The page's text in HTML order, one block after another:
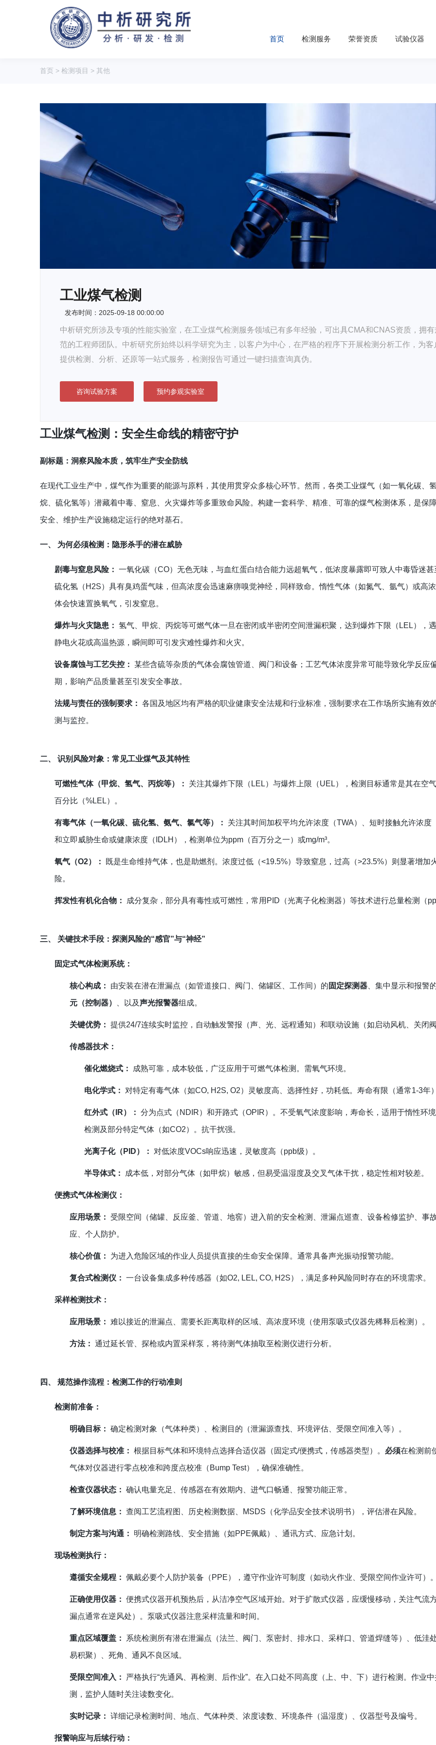
首页 检测服务 荣誉资质 试验仪器
首页 > 检测项目 > 其他
工业煤气检测
发布时间：2025-09-18 00:00:00
中析研究所涉及专项的性能实验室，在工业煤气检测服务领域已有多年经验，可出具CMA和CNAS资质，拥有
范的工程师团队。中析研究所始终以科学研究为主，以客户为中心，在严格的程序下开展检测分析工作，为客
提供检测、分析、还原等一站式服务，检测报告可通过一键扫描查询真伪。
咨询试验方案 预约参观实验室
工业煤气检测：安全生命线的精密守护
副标题：洞察风险本质，筑牢生产安全防线
在现代工业生产中，煤气作为重要的能源与原料，其使用贯穿众多核心环节。然而，各类工业煤气（如一氧化碳、
烷、硫化氢等）潜藏着中毒、窒息、火灾爆炸等多重致命风险。构建一套科学、精准、可靠的煤气检测体系，是保
安全、维护生产设施稳定运行的绝对基石。
一、 为何必须检测：隐形杀手的潜在威胁
剧毒与窒息风险： 一氧化碳（CO）无色无味，与血红蛋白结合能力远超氧气，低浓度暴露即可致人中毒昏迷
硫化氢（H2S）具有臭鸡蛋气味，但高浓度会迅速麻痹嗅觉神经，同样致命。惰性气体（如氮气、氩气）或高
体会快速置换氧气，引发窒息。
爆炸与火灾隐患： 氢气、甲烷、丙烷等可燃气体一旦在密闭或半密闭空间泄漏积聚，达到爆炸下限（LEL），
静电火花或高温热源，瞬间即可引发灾难性爆炸和火灾。
设备腐蚀与工艺失控： 某些含硫等杂质的气体会腐蚀管道、阀门和设备；工艺气体浓度异常可能导致化学反应
期，影响产品质量甚至引发安全事故。
法规与责任的强制要求： 各国及地区均有严格的职业健康安全法规和行业标准，强制要求在工作场所实施有效
测与监控。
二、 识别风险对象：常见工业煤气及其特性
可燃性气体（甲烷、氢气、丙烷等）： 关注其爆炸下限（LEL）与爆炸上限（UEL），检测目标通常是其在空
百分比（%LEL）。
有毒气体（一氧化碳、硫化氢、氨气、氯气等）： 关注其时间加权平均允许浓度（TWA）、短时接触允许浓度
和立即威胁生命或健康浓度（IDLH），检测单位为ppm（百万分之一）或mg/m³。
氧气（O2）： 既是生命维持气体，也是助燃剂。浓度过低（<19.5%）导致窒息，过高（>23.5%）则显著增加
险。
挥发性有机化合物： 成分复杂，部分具有毒性或可燃性，常用PID（光离子化检测器）等技术进行总量检测（
三、 关键技术手段：探测风险的“感官”与“神经”
固定式气体检测系统：
核心构成： 由安装在潜在泄漏点（如管道接口、阀门、储罐区、工作间）的 固定探测器、集中显示和报警
元（控制器） 、以及声光报警器组成。
关键优势： 提供24/7连续实时监控，自动触发警报（声、光、远程通知）和联动设施（如启动风机、关闭
传感器技术：
催化燃烧式： 成熟可靠，成本较低，广泛应用于可燃气体检测。需氧气环境。
电化学式： 对特定有毒气体（如CO, H2S, O2）灵敏度高、选择性好，功耗低。寿命有限（通常1-3年
红外式（IR）： 分为点式（NDIR）和开路式（OPIR）。不受氧气浓度影响，寿命长，适用于惰性环
检测及部分特定气体（如CO2）。抗干扰强。
光离子化（PID）： 对低浓度VOCs响应迅速，灵敏度高（ppb级）。
半导体式： 成本低，对部分气体（如甲烷）敏感，但易受温湿度及交叉气体干扰，稳定性相对较差。
便携式气体检测仪：
应用场景： 受限空间（储罐、反应釜、管道、地窖）进入前的安全检测、泄漏点巡查、设备检修监护、事
应、个人防护。
核心价值： 为进入危险区域的作业人员提供直接的生命安全保障。通常具备声光振动报警功能。
复合式检测仪： 一台设备集成多种传感器（如O2, LEL, CO, H2S），满足多种风险同时存在的环境需求。
采样检测技术：
应用场景： 难以接近的泄漏点、需要长距离取样的区域、高浓度环境（使用泵吸式仪器先稀释后检测）。
方法： 通过延长管、探枪或内置采样泵，将待测气体抽取至检测仪进行分析。
四、 规范操作流程：检测工作的行动准则
检测前准备：
明确目标： 确定检测对象（气体种类）、检测目的（泄漏源查找、环境评估、受限空间准入等）。
仪器选择与校准： 根据目标气体和环境特点选择合适仪器（固定式/便携式，传感器类型）。 必须在检测前
气体对仪器进行零点校准和跨度点校准（Bump Test），确保准确性。
检查仪器状态： 确认电量充足、传感器在有效期内、进气口畅通、报警功能正常。
了解环境信息： 查阅工艺流程图、历史检测数据、MSDS（化学品安全技术说明书），评估潜在风险。
制定方案与沟通： 明确检测路线、安全措施（如PPE佩戴）、通讯方式、应急计划。
现场检测执行：
遵循安全规程： 佩戴必要个人防护装备（PPE），遵守作业许可制度（如动火作业、受限空间作业许可）
正确使用仪器： 便携式仪器开机预热后，从洁净空气区域开始。对于扩散式仪器，应缓慢移动，关注气流
漏点通常在逆风处）。泵吸式仪器注意采样流量和时间。
重点区域覆盖： 系统检测所有潜在泄漏点（法兰、阀门、泵密封、排水口、采样口、管道焊缝等）、低洼
易积聚）、死角、通风不良区域。
受限空间准入： 严格执行“先通风、再检测、后作业”。在入口处不同高度（上、中、下）进行检测。作业
测，监护人随时关注读数变化。
实时记录： 详细记录检测时间、地点、气体种类、浓度读数、环境条件（温湿度）、仪器型号及编号。
报警响应与后续行动：